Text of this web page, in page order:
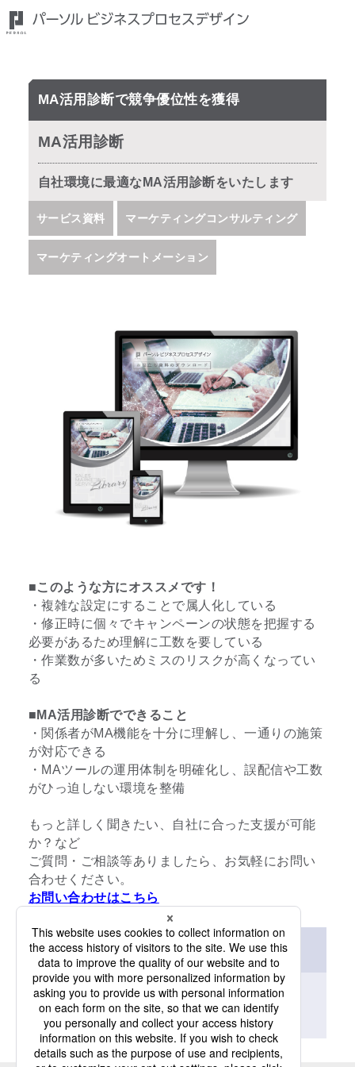
MA活用診断で競争優位性を獲得
MA活用診断
自社環境に最適なMA活用診断をいたします
サービス資料 マーケティングコンサルティング
マーケティングオートメーション
■このような方にオススメです！
・複雑な設定にすることで属人化している
・修正時に個々でキャンペーンの状態を把握する
必要があるため理解に工数を要している
・作業数が多いためミスのリスクが高くなってい
る
■MA活用診断でできること
・関係者がMA機能を十分に理解し、一通りの施策
が対応できる
・MAツールの運用体制を明確化し、誤配信や工数
がひっ迫しない環境を整備
もっと詳しく聞きたい、自社に合った支援が可能
か？など
ご質問・ご相談等ありましたら、お気軽にお問い
合わせください。
お問い合わせはこちら
資料ダウンロード（無料）
「*」は必須項目です。